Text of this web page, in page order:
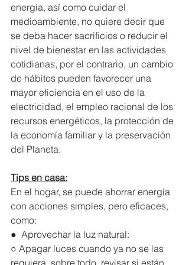
energía, así como cuidar el
medioambiente, no quiere decir que
se deba hacer sacrificios o reducir el
nivel de bienestar en las actividades
cotidianas, por el contrario, un cambio
de hábitos pueden favorecer una
mayor eficiencia en el uso de la
electricidad, el empleo racional de los
recursos energéticos, la protección de
la economía familiar y la preservación
del Planeta.
Tips en casa:
En el hogar, se puede ahorrar energía
con acciones simples, pero eficaces,
como:
●  Aprovechar la luz natural:
○ Apagar luces cuando ya no se las